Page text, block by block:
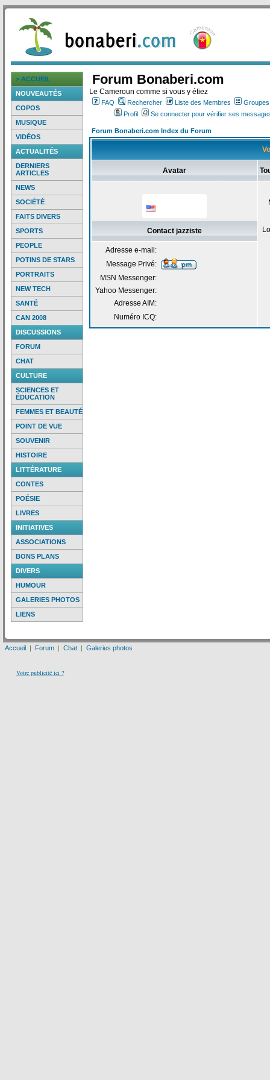
> ACCUEIL
NOUVEAUTÉS
COPOS
MUSIQUE
VIDÉOS
ACTUALITÉS
DERNIERS
ARTICLES
NEWS
SOCIÉTÉ
FAITS DIVERS
SPORTS
PEOPLE
POTINS DE STARS
PORTRAITS
NEW TECH
SANTÉ
CAN 2008
DISCUSSIONS
FORUM
CHAT
CULTURE
SCIENCES ET
ÉDUCATION
FEMMES ET BEAUTÉ
POINT DE VUE
SOUVENIR
HISTOIRE
LITTÉRATURE
CONTES
POÉSIE
LIVRES
INITIATIVES
ASSOCIATIONS
BONS PLANS
DIVERS
HUMOUR
GALERIES PHOTOS
LIENS
Forum Bonaberi.com
Le Cameroun comme si vous y étiez
FAQ Rechercher Liste des Membres
Profil
Se connecter pour vérifier ses
Forum Bonaberi.com Index du Forum
Avatar
Contact jazziste
Adresse e-mail:
Message Privé:
MSN Messenger:
Yahoo Messenger:
Adresse AIM:
Numéro ICQ:
Accueil | Forum | Chat | Galeries photos
Votre publicité ici ?